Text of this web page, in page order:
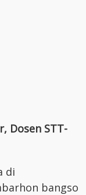
Dosen STT-
di
bangso